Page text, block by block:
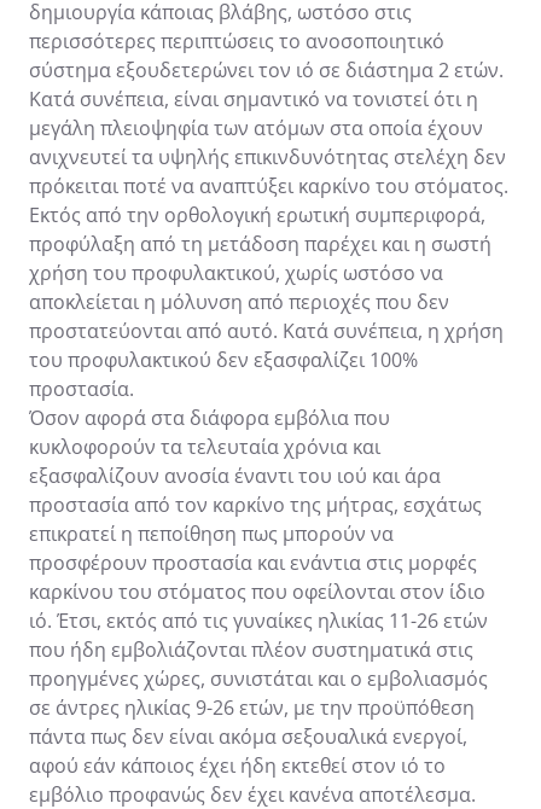
δημιουργία κάποιας βλάβης, ωστόσο στις
περισσότερες περιπτώσεις το ανοσοποιητικό
σύστημα εξουδετερώνει τον ιό σε διάστημα 2 ετών.
Κατά συνέπεια, είναι σημαντικό να τονιστεί ότι η
μεγάλη πλειοψηφία των ατόμων στα οποία έχουν
ανιχνευτεί τα υψηλής επικινδυνότητας στελέχη δεν
πρόκειται ποτέ να αναπτύξει καρκίνο του στόματος.
Εκτός από την ορθολογική ερωτική συμπεριφορά,
προφύλαξη από τη μετάδοση παρέχει και η σωστή
χρήση του προφυλακτικού, χωρίς ωστόσο να
αποκλείεται η μόλυνση από περιοχές που δεν
προστατεύονται από αυτό. Κατά συνέπεια, η χρήση
του προφυλακτικού δεν εξασφαλίζει 100%
προστασία.
Όσον αφορά στα διάφορα εμβόλια που
κυκλοφορούν τα τελευταία χρόνια και
εξασφαλίζουν ανοσία έναντι του ιού και άρα
προστασία από τον καρκίνο της μήτρας, εσχάτως
επικρατεί η πεποίθηση πως μπορούν να
προσφέρουν προστασία και ενάντια στις μορφές
καρκίνου του στόματος που οφείλονται στον ίδιο
ιό. Έτσι, εκτός από τις γυναίκες ηλικίας 11-26 ετών
που ήδη εμβολιάζονται πλέον συστηματικά στις
προηγμένες χώρες, συνιστάται και ο εμβολιασμός
σε άντρες ηλικίας 9-26 ετών, με την προϋπόθεση
πάντα πως δεν είναι ακόμα σεξουαλικά ενεργοί,
αφού εάν κάποιος έχει ήδη εκτεθεί στον ιό το
εμβόλιο προφανώς δεν έχει κανένα αποτέλεσμα.